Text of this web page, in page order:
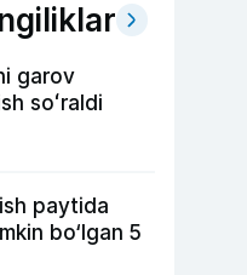
garov
soʻraldi
paytida
bo‘lgan 5